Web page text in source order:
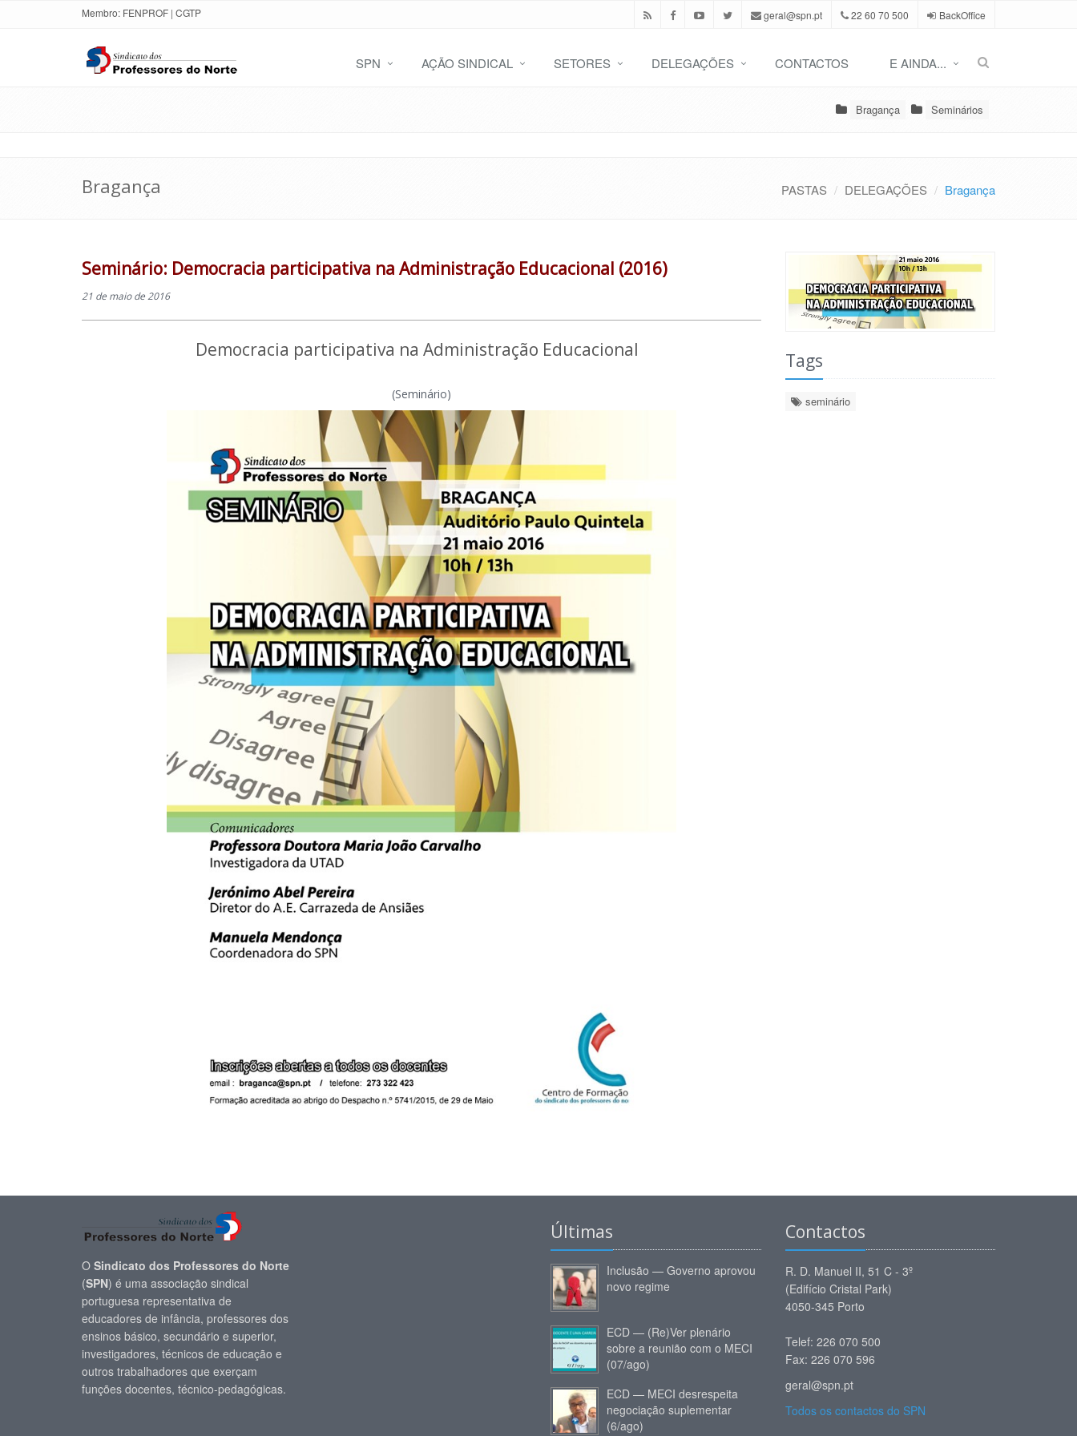
Membro: FENPROF | CGTP geral@spn.pt 22 60 70 500 BackOffice
SPN AÇÃO SINDICAL SETORES DELEGAÇÕES CONTACTOS E AINDA...
Bragança Seminários
Bragança PASTAS DELEGAÇÕES Bragança
Seminário: Democracia participativa na Administração Educacional (2016)
21 de maio de 2016
Democracia participativa na Administração Educacional
(Seminário)
Tags
seminário
O Sindicato dos Professores do Norte
(SPN) é uma associação sindical
portuguesa representativa de
educadores de infância, professores dos
ensinos básico, secundário e superior,
investigadores, técnicos de educação e
outros trabalhadores que exerçam
funções docentes, técnico-pedagógicas.
Últimas
Inclusão — Governo aprovou
novo regime
ECD — (Re)Ver plenário
sobre a reunião com o MECI
(07/ago)
ECD — MECI desrespeita
negociação suplementar
(6/ago)
Contactos
R. D. Manuel II, 51 C - 3º
(Edifício Cristal Park)
4050-345 Porto
Telef: 226 070 500
Fax: 226 070 596
geral@spn.pt
Todos os contactos do SPN